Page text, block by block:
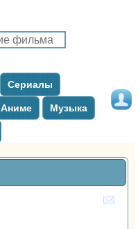
Сериалы
Аниме Музыка